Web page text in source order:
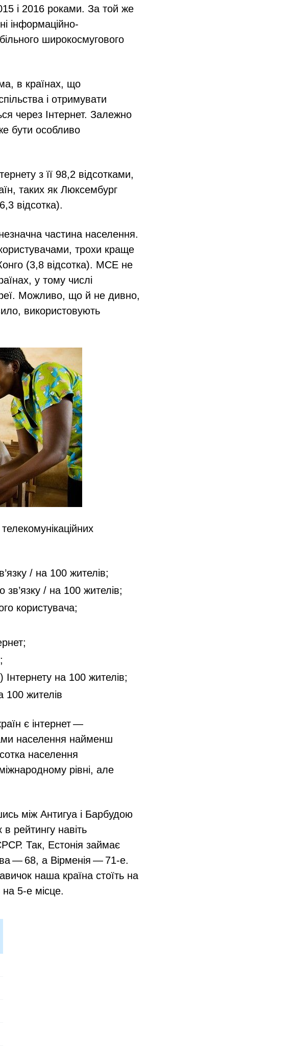
і 2016 роками. За той же
інформаційно-
широкосмугового
в країнах, що
і отримувати
через Інтернет. Залежно
бути особливо
з її 98,2 відсотками,
таких як Люксембург
відсотка).
частина населення.
трохи краще
Конго (3,8 відсотка). МСЕ не
у тому числі
Можливо, що й не дивно,
використовують
/ на 100 жителів;
зв’язку / на 100 жителів;
користувача;
Інтернету на 100 жителів;
100 жителів
є інтернет —
населення найменш
населення
рівні, але
між Антигуа і Барбудою
рейтингу навіть
Так, Естонія займає
— 68, а Вірменія — 71‑е.
наша країна стоїть на
5‑е місце.